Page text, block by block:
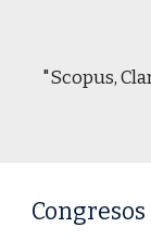
"Scopus,